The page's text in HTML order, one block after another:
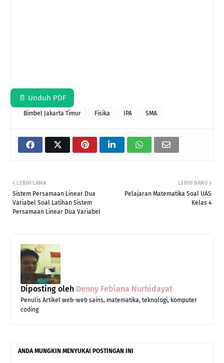
📄 Unduh PDF
Bimbel Jakarta Timur Fisika IPA SMA
LEBIH BARU
Pelajaran Matematika Soal UAS
Kelas 4
LEBIH LAMA
Sistem Persamaan Linear Dua
Variabel Soal Latihan Sistem
Persamaan Linear Dua Variabel
Diposting oleh Denny Febiana Nurhidayat
Penulis Artikel web-web sains, matematika, teknologi, komputer
coding
ANDA MUNGKIN MENYUKAI POSTINGAN INI